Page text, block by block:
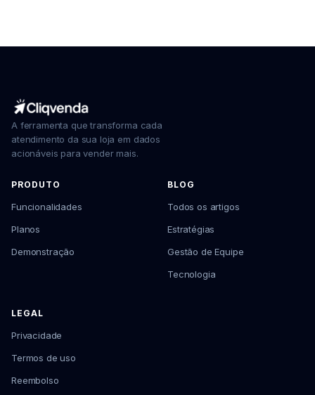
A ferramenta que transforma cada
atendimento da sua loja em dados
acionáveis para vender mais.
PRODUTO
Funcionalidades
Planos
Demonstração
BLOG
Todos os artigos
Estratégias
Gestão de Equipe
Tecnologia
LEGAL
Privacidade
Termos de uso
Reembolso